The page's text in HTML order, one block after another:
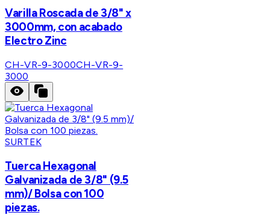
Varilla Roscada de 3/8" x
3000mm, con acabado
Electro Zinc
CH-VR-9-3000CH-VR-9-
3000
SURTEK
Tuerca Hexagonal
Galvanizada de 3/8" (9.5
mm)/ Bolsa con 100
piezas.